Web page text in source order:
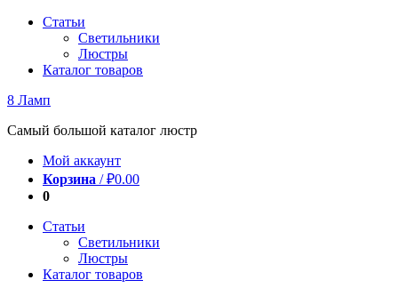
Перейти
содержимому
Статьи
Светильники
Люстры
Каталог товаров
8 Ламп
Самый большой каталог люстр
Мой аккаунт
Корзина /₽0.00
0
Статьи
Светильники
Люстры
Каталог товаров